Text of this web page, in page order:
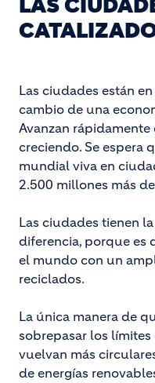
LAS
Las ciudades están
cambio de una
Avanzan rápidamente
creciendo. Se espera
mundial viva en
2.500 millones más
Las ciudades tienen
diferencia, porque es
el mundo con un
reciclados.
La única manera de
sobrepasar los
vuelvan más
de energías